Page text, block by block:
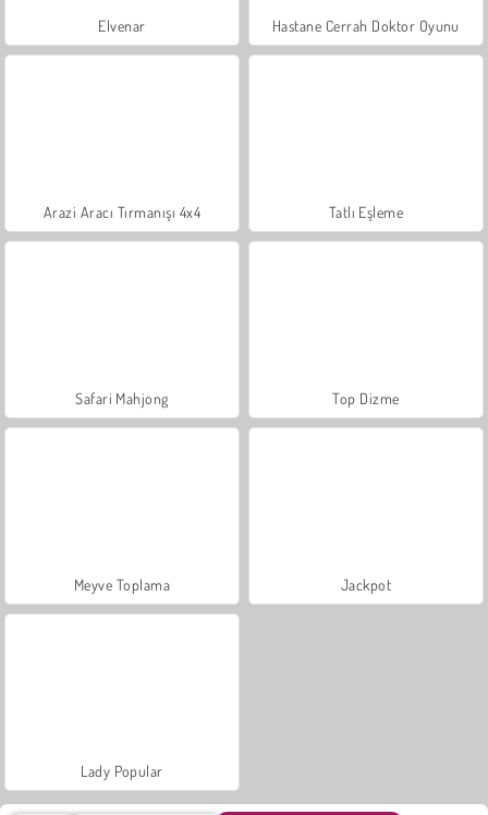
Elvenar Hastane Cerrah Doktor Oyunu
Arazi Aracı Tırmanışı 4x4 Tatlı Eşleme
Safari Mahjong Top Dizme
Meyve Toplama Jackpot
Lady Popular